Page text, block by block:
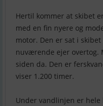
Hertil kommer at skibet
med en fin nyere og
motor. Den er sat i
nuværende ejer overtog.
siden da. Den er
viser 1.200 timer.
Under vandlinjen er